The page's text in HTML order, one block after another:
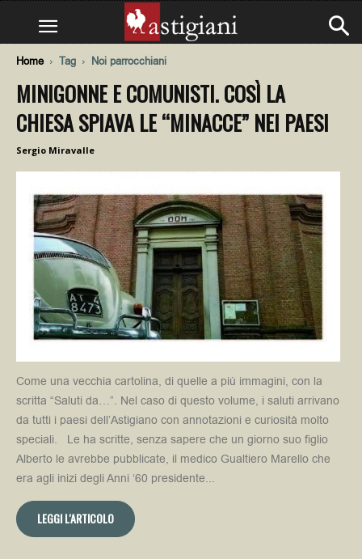
Home Tag Noi parrocchiani
MINIGONNE E COMUNISTI. COSÌ LA
CHIESA SPIAVA LE “MINACCE” NEI PAESI
Sergio Miravalle
Come una vecchia cartolina, di quelle a più immagini, con la
scritta “Saluti da…”. Nel caso di questo volume, i saluti arrivano
da tutti i paesi dell’Astigiano con annotazioni e curiosità molto
speciali. Le ha scritte, senza sapere che un giorno suo figlio
Alberto le avrebbe pubblicate, il medico Gualtiero Marello che
era agli inizi degli Anni ‘60 presidente...
LEGGI L'ARTICOLO